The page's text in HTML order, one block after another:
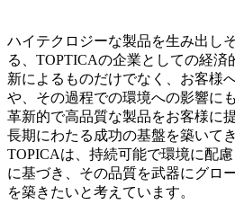
ハイテクロジーな製品を生み出し
る、TOPTICAの企業としての経済
新によるものだけでなく、お客様
や、その過程での環境への影響に
革新的で高品質な製品をお客様に
長期にわたる成功の基盤を築いて
TOPICAは、持続可能で環境に配
に基づき、その品質を武器にグロ
を築きたいと考えています。